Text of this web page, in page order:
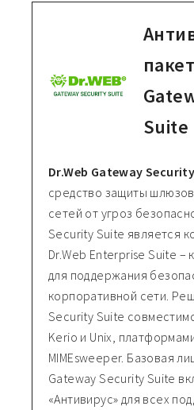
Suite
Dr.Web Gateway
средство защиты
сетей от угроз
Security Suite является
Dr.Web Enterprise Suite –
для поддержания
корпоративной сети.
Security Suite
Kerio и Unix,
MIMEsweeper. Базовая
Gateway Security Suite
«Антивирус» для всех